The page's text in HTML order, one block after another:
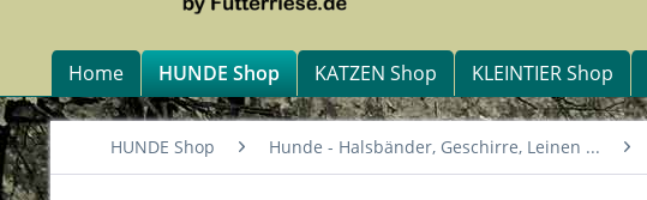
Home HUNDE Shop KATZEN Shop KLEINTIER Shop
HUNDE Shop Hunde - Halsbänder, Geschirre, Leinen ...